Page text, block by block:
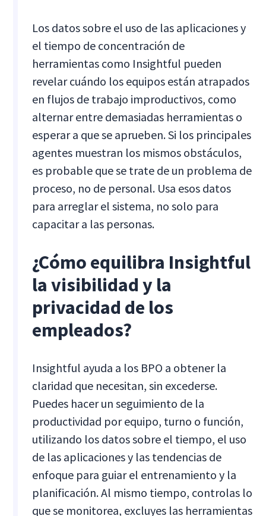
Los datos sobre el uso de las aplicaciones y
el tiempo de concentración de
herramientas como Insightful pueden
revelar cuándo los equipos están atrapados
en flujos de trabajo improductivos, como
alternar entre demasiadas herramientas o
esperar a que se aprueben. Si los principales
agentes muestran los mismos obstáculos,
es probable que se trate de un problema de
proceso, no de personal. Usa esos datos
para arreglar el sistema, no solo para
capacitar a las personas.
¿Cómo equilibra Insightful
la visibilidad y la
privacidad de los
empleados?
Insightful ayuda a los BPO a obtener la
claridad que necesitan, sin excederse.
Puedes hacer un seguimiento de la
productividad por equipo, turno o función,
utilizando los datos sobre el tiempo, el uso
de las aplicaciones y las tendencias de
enfoque para guiar el entrenamiento y la
planificación. Al mismo tiempo, controlas lo
que se monitorea, excluyes las herramientas